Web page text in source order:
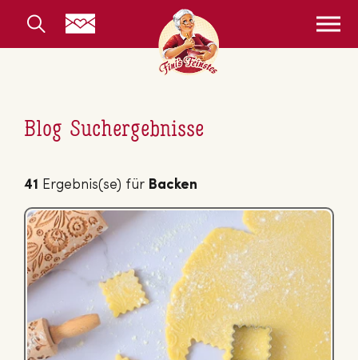
Blog Suchergebnisse
41 Ergebnis(se) für Backen